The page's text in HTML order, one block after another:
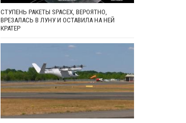
СТУПЕНЬ РАКЕТЫ SPACEX, ВЕРОЯТНО,
ВРЕЗАЛАСЬ В ЛУНУ И ОСТАВИЛА НА НЕЙ
КРАТЕР